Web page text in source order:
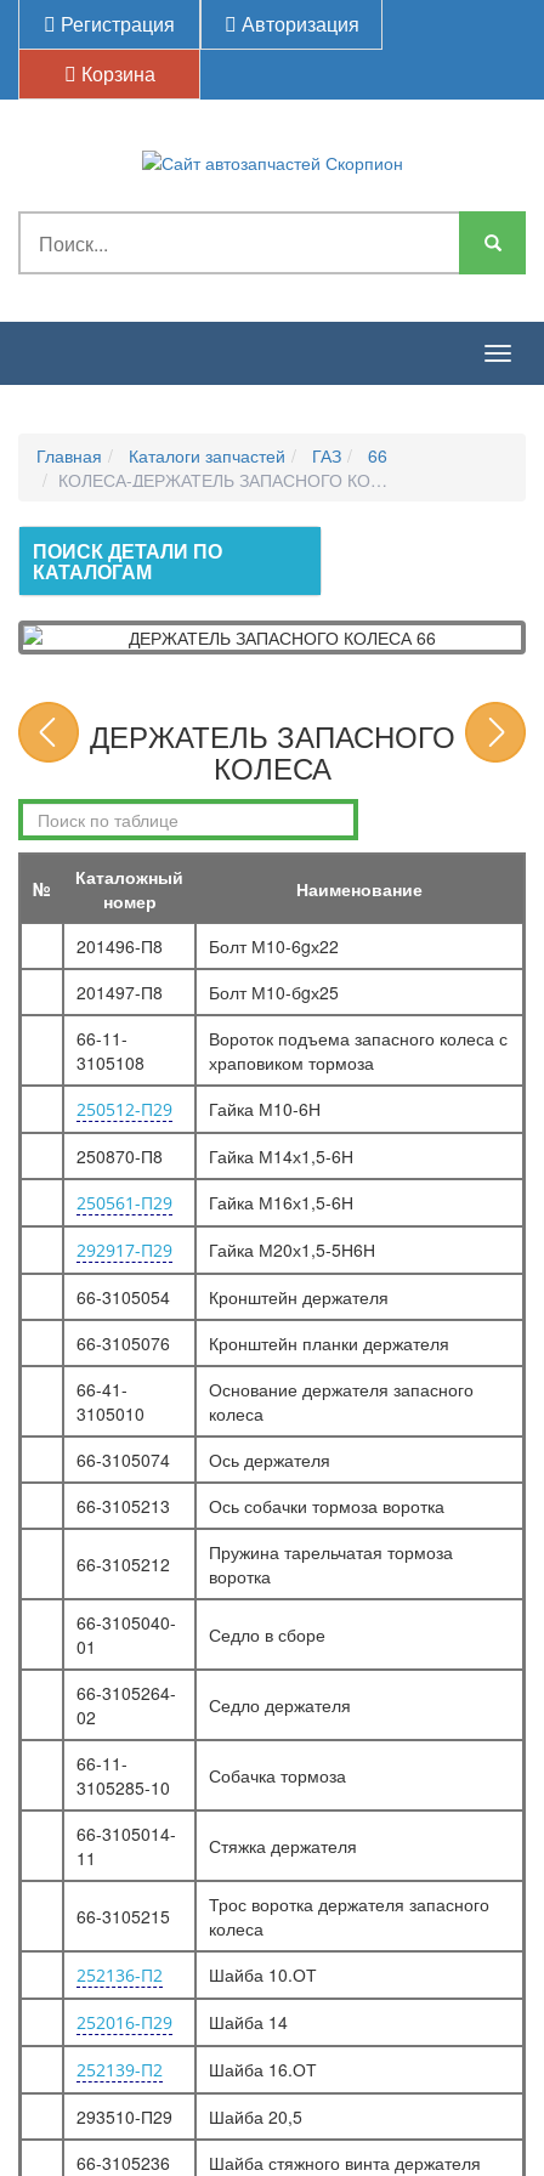
Регистрация
Авторизация
Корзина
Главная Каталоги запчастей ГАЗ
66
КОЛЕСА-ДЕРЖАТЕЛЬ ЗАПАСНОГО КОЛЕСА
ПОИСК ДЕТАЛИ ПО
КАТАЛОГАМ
ДЕРЖАТЕЛЬ ЗАПАСНОГО
КОЛЕСА
№
Каталожный
номер
Наименование
201496-П8
Болт М10-6gх22
201497-П8
Болт М10-бgх25
66-11-
3105108
Вороток подъема запасного колеса с
храповиком тормоза
250512-П29
Гайка М10-6Н
250870-П8
Гайка М14х1,5-6Н
250561-П29 Гайка М16х1,5-6Н
292917-П29
Гайка М20х1,5-5Н6Н
66-3105054
Кронштейн держателя
66-3105076
Кронштейн планки держателя
66-41-
3105010
Основание держателя запасного
колеса
66-3105074
Ось держателя
66-3105213
Ось собачки тормоза воротка
66-3105212
Пружина тарельчатая тормоза
воротка
66-3105040-
01
Седло в сборе
66-3105264-
02
Седло держателя
66-11-
3105285-10
Собачка тормоза
66-3105014-
11
Стяжка держателя
66-3105215
Трос воротка держателя запасного
колеса
252136-П2 Шайба 10.ОТ
252016-П29 Шайба 14
252139-П2
Шайба 16.ОТ
293510-П29
Шайба 20,5
66-3105236
Шайба стяжного винта держателя